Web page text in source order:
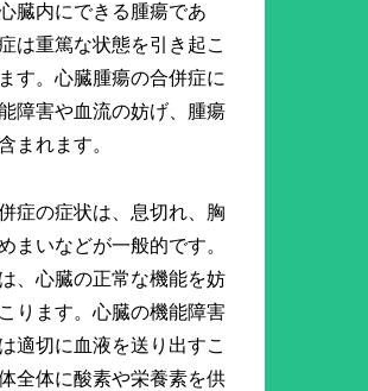
臓内にできる腫瘍であ
は重篤な状態を引き起こ
す。心臓腫瘍の合併症に
障害や血流の妨げ、腫瘍
まれます。
症の症状は、息切れ、胸
まいなどが一般的です。
、心臓の正常な機能を妨
ります。心臓の機能障害
適切に血液を送り出すこ
全体に酸素や栄養素を供